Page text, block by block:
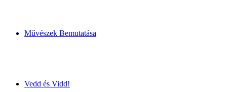
Művészek Bemutatása
Vedd és Vidd!